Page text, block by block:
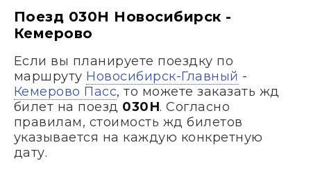
Поезд 030Н Новосибирск -
Кемерово
Если вы планируете поездку по
маршруту Новосибирск-Главный -
Кемерово Пасс, то можете заказать жд
билет на поезд 030Н. Согласно
правилам, стоимость жд билетов
указывается на каждую конкретную
дату.